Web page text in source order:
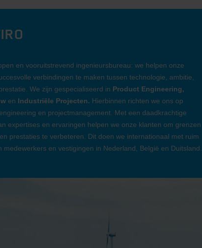
en vooruitstrevend ingenieursbureau: we helpen onze
verbindingen te maken tussen technologie, ambitie,
We zijn gespecialiseerd in Product Engineering,
en Industriële Projecten. Hierbinnen richten we ons op
en projectmanagement. Met een daadkrachtige
expertises en ervaringen helpen we onze klanten om grenzen
prestaties te verbeteren. Dit doen we internationaal met ruim
medewerkers en vestigingen in Nederland, België en Duitsland.